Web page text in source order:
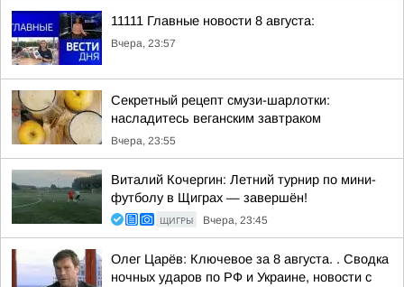
11111 Главные новости 8 августа:
Вчера, 23:57
Секретный рецепт смузи-шарлотки:
насладитесь веганским завтраком
Вчера, 23:55
Виталий Кочергин: Летний турнир по мини-
футболу в Щиграх — завершён!
ЩИГРЫ Вчера, 23:45
Олег Царёв: Ключевое за 8 августа. . Сводка
ночных ударов по РФ и Украине, новости с